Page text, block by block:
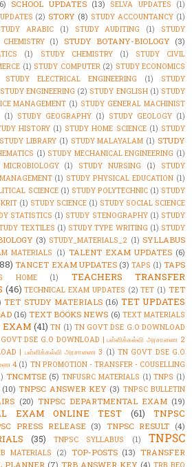
SCHOOL UPDATES (13) SELVA UPDATES
(1)
(2) STORY (8) STUDY ACCOUNTANCY (1)
ARABIC (1) STUDY AUDITING (1)
STUDY
(1) STUDY BOTANY-BIOLOGY (3)
(1) STUDY CHEMISTRY (1)
STUDY CIVIL
(1) STUDY COMPUTER (2) STUDY ECONOMICS
STUDY ELECTRICAL ENGINEERING (1)
STUDY
STUDY ENGINEERING (2) STUDY ENGLISH (1) STUDY
MANAGEMENT (1) STUDY GENERAL MACHINIST
(1) STUDY GEOGRAPHY (1) STUDY GEOLOGY (1)
HISTORY (1) STUDY HOME SCIENCE (1) STUDY
STUDY LIBRARY (1) STUDY MALAYALAM (1) STUDY
(1) STUDY MECHANICAL ENGINEERING (1)
(1) STUDY NURSING (1)
STUDY
(1) STUDY PHYSICAL EDUCATION (1)
SCIENCE (1) STUDY POLYTECHNIC (1) STUDY
(1) STUDY SCIENCE (1) STUDY SOCIAL SCIENCE
STATISTICS (1) STUDY STENOGRAPHY (1) STUDY
TEXTILES (1) STUDY TYPE WRITING (1) STUDY
(3) STUDY_MATERIALS_2 (1) SYLLABUS
MATERIALS (1) TALENT EXAM UPDATES (6)
TANCET EXAM UPDATES (3) TAPS (1) TAPS
HOME (1)
TEACHERS TRANSFER
(46) TECHNICAL EXAM UPDATES (2) TET (1) TET
TET STUDY MATERIALS (16) TET UPDATES
(16) TEXT BOOKS NEWS (6) TEXT MATERIALS
EXAM (41) TN (1) TN GOVT DSE G.O DOWNLOAD
DSE G.O DOWNLOAD | பள்ளிக்கல்வி அரசாணை 2
| பள்ளிக்கல்வி அரசாணை 3 (1) TN GOVT DSE G.O
4 (1) TN PROMOTION - TRANSFER - COUSELLING
TNCMTSE (5) TNFUSRC MATERIALS (1) TNPS (1)
(10) TNPSC ANSWER KEY (3) TNPSC BULLETIN
(20) TNPSC DEPARTMENTAL EXAM (19)
EXAM ONLINE TEST (61)
TNPSC
PRESS RELEASE (3) TNPSC RESULT (4)
(35) TNPSC SYLLABUS (1)
TNPSC
MATERIALS (2) TOP-POSTS (13) TRANSFER
PLANNER (7) TRB ANSWER KEY (4)